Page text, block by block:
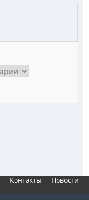
Контакты Новости